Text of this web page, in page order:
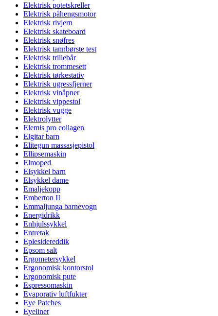
Elektrisk potetskreller
Elektrisk påhengsmotor
Elektrisk rivjern
Elektrisk skateboard
Elektrisk snøfres
Elektrisk tannbørste test
Elektrisk trillebår
Elektrisk trommesett
Elektrisk tørkestativ
Elektrisk ugressfjerner
Elektrisk vinåpner
Elektrisk vippestol
Elektrisk vugge
Elektrolytter
Elemis pro collagen
Elgitar barn
Elitegun massasjepistol
Ellipsemaskin
Elmoped
Elsykkel barn
Elsykkel dame
Emaljekopp
Emberton II
Emmaljunga barnevogn
Energidrikk
Enhjulssykkel
Entretak
Eplesidereddik
Epsom salt
Ergometersykkel
Ergonomisk kontorstol
Ergonomisk pute
Espressomaskin
Evaporativ luftfukter
Eye Patches
Eyeliner